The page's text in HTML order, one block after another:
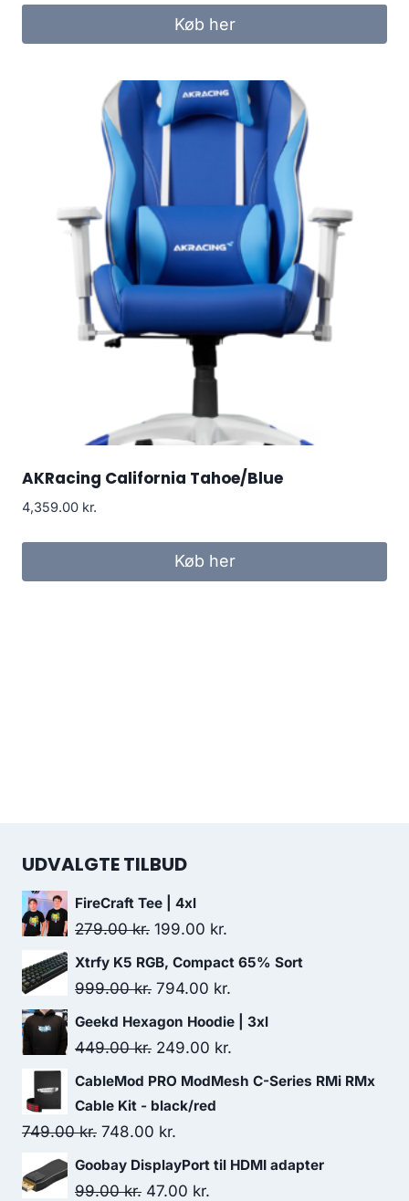
Køb her
AKRacing California Tahoe/Blue
4,359.00 kr.
Køb her
UDVALGTE TILBUD
FireCraft Tee | 4xl
279.00kr. Original
price
was:
199.00 kr.
price
is:
199.00 kr..
Xtrfy K5 RGB, Compact 65% Sort
999.00kr. Original
price
was:
794.00 kr.
price
Geekd Hexagon Hoodie | 3xl
449.00kr. Original
price
was:
449.00 kr..
249.00 kr.
price
CableMod PRO ModMesh C-Series RMi RMx
Cable Kit - black/red
749.00kr. Original
price
was:
748.00 kr.
price
is:
Goobay DisplayPort til HDMI adapter
99.00kr. Original
47.00 kr.